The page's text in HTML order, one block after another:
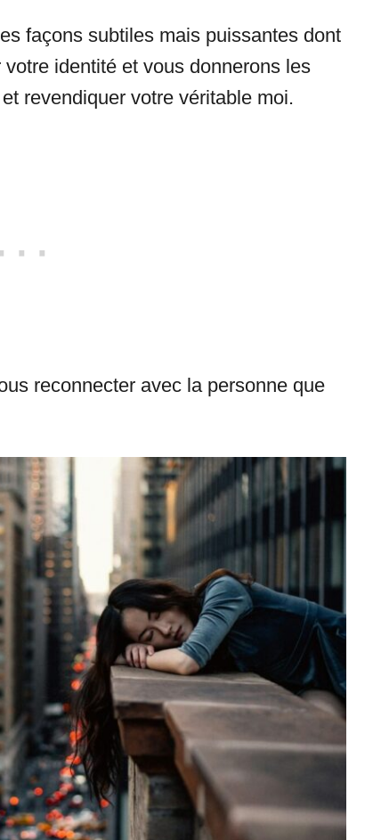
façons subtiles mais puissantes dont
identité et vous donnerons les
revendiquer votre véritable moi.
reconnecter avec la personne que